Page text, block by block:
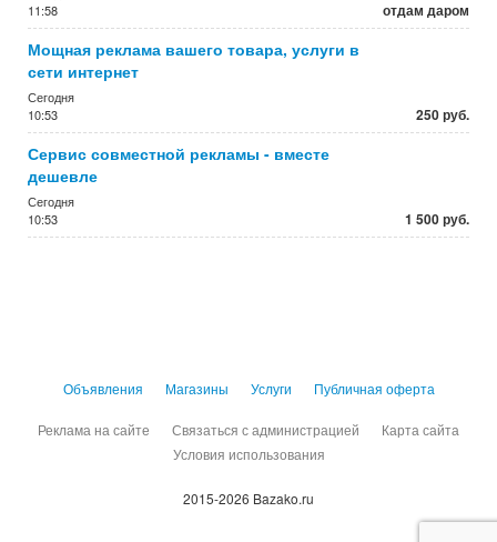
11:58
отдам даром
Мощная реклама вашего товара, услуги в
сети интернет
Сегодня
10:53
250 руб.
Сервис совместной рекламы - вместе
дешевле
Сегодня
10:53
1 500 руб.
Объявления Магазины Услуги Публичная оферта
Реклама на сайте Связаться с администрацией
Карта сайта
Условия использования
2015-2026 Bazako.ru